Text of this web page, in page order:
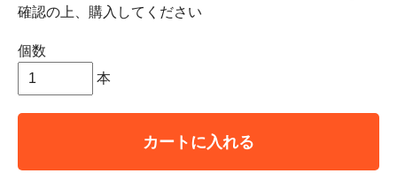
確認の上、購入してください
個数
本
カートに入れる